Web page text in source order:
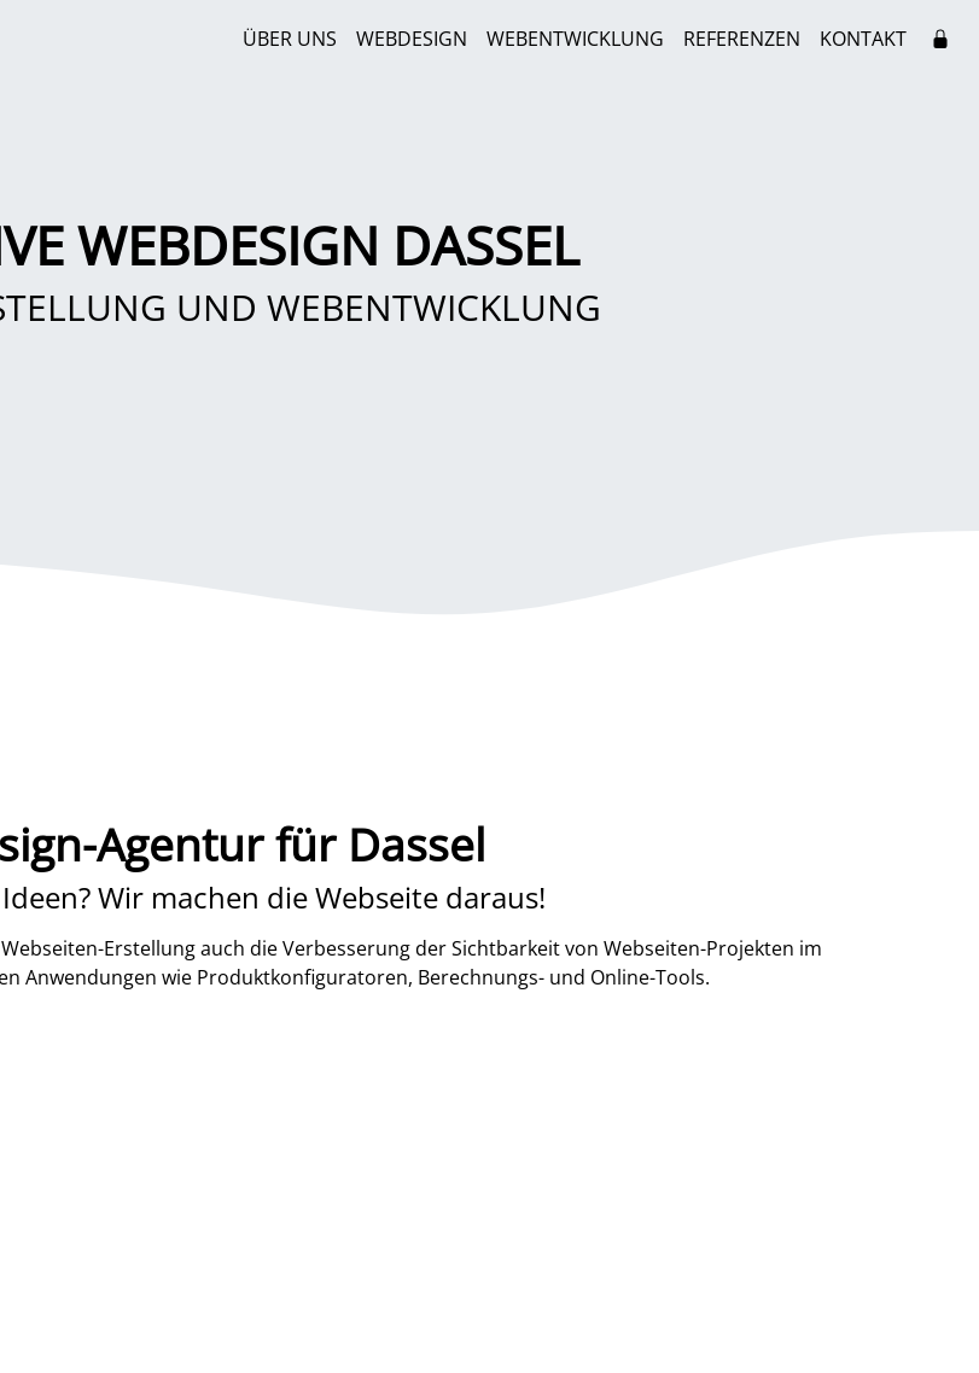
ÜBER UNS WEBDESIGN WEBENTWICKLUNG REFERENZEN KONTAKT
WEBDESIGN DASSEL
UND WEBENTWICKLUNG
Agentur für Dassel
Wir machen die Webseite daraus!
Erstellung auch die Verbesserung der Sichtbarkeit von Webseiten-Projekten im
Anwendungen wie Produktkonfiguratoren, Berechnungs- und Online-Tools.